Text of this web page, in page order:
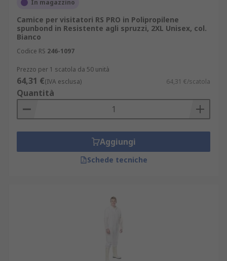
In magazzino
Camice per visitatori RS PRO in Polipropilene
spunbond in Resistente agli spruzzi, 2XL Unisex, col.
Bianco
Codice RS 246-1097
Prezzo per 1 scatola da 50 unità
64,31 €(IVA esclusa) 64,31 €/scatola
Quantità
Aggiungi
Schede tecniche